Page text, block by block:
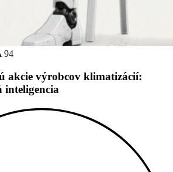
94
akcie výrobcov klimatizácií:
inteligencia